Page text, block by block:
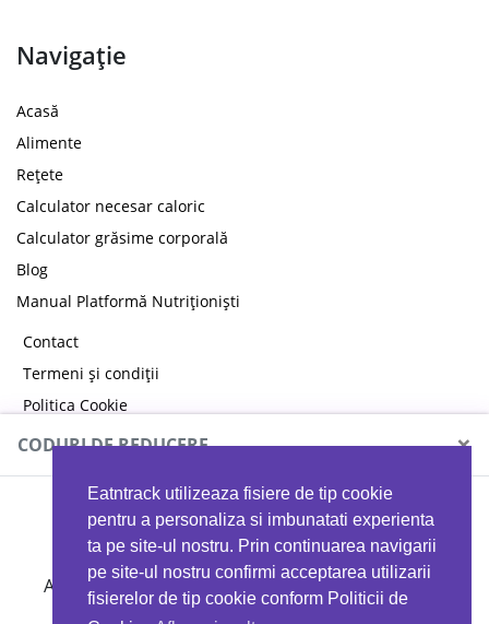
Eatntrack utilizeaza fisiere de tip cookie
pentru a personaliza si imbunatati experienta
ta pe site-ul nostru. Prin continuarea navigarii
pe site-ul nostru confirmi acceptarea utilizarii
fisierelor de tip cookie conform Politicii de
Navigație
Acasă
Alimente
Rețete
Calculator necesar caloric
Calculator grăsime corporală
Blog
Manual Platformă Nutriționiști
Contact
Termeni și condiții
Politica Cookie
Politica de confidențialitate
CODURI DE REDUCERE ×
MYPROTEIN
Ai 40%reducere la orice comandă folosind codul
EATTRACK